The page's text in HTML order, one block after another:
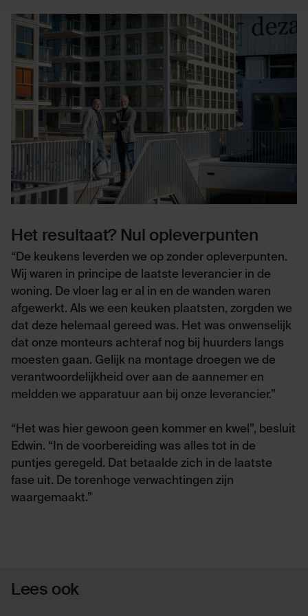
Het resultaat? Nul opleverpunten
“De keukens leverden we op zonder opleverpunten.
Wij waren in principe de laatste leverancier in de
woning. De vloer lag er al in en de wanden waren
afgewerkt. Als we een keuken plaatsten, zorgden we
dat deze helemaal gereed was. Het was onwenselijk
dat onze monteurs achteraf nog bij huurders langs
moesten gaan. Gelijk na montage droegen we de
verantwoordelijkheid over aan de aannemer en
meldden we apparatuur aan bij onze leverancier.”
“Het was hier gewoon geen kommer en kwel”, besluit
Edwin. “In de voorbereiding was alles tot in de
puntjes geregeld. Dat betaalde zich in de laatste
fase uit. De torenhoge verwachtingen zijn
waargemaakt.”
Lees ook